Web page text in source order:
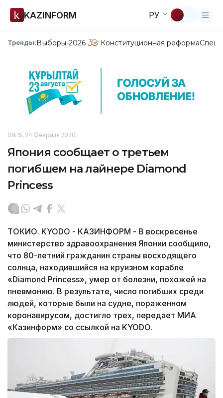
KAZINFORM РУ
Тренды:Выборы-2026 Конституционная реформа
09:15, 24 Февраля 2020
Япония сообщает о третьем
погибшем на лайнере Diamond
Princess
ТОКИО. KYODO - КАЗИНФОРМ - В воскресенье
министерство здравоохранения Японии сообщило,
что 80-летний гражданин страны восходящего
солнца, находившийся на круизном корабле
«Diamond Princess», умер от болезни, похожей на
пневмонию. В результате, число погибших среди
людей, которые были на судне, пораженном
коронавирусом, достигло трех, передает МИА
«Казинформ» со ссылкой на KYODO.